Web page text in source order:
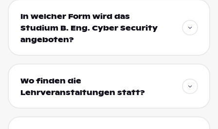
In welcher Form wird das
Studium B. Eng. Cyber Security
angeboten?
Wo finden die
Lehrveranstaltungen statt?